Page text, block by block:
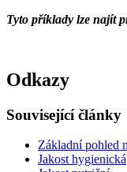
Tyto příklady lze najít
Odkazy
Související články
Základní pohled
Jakost hygienická